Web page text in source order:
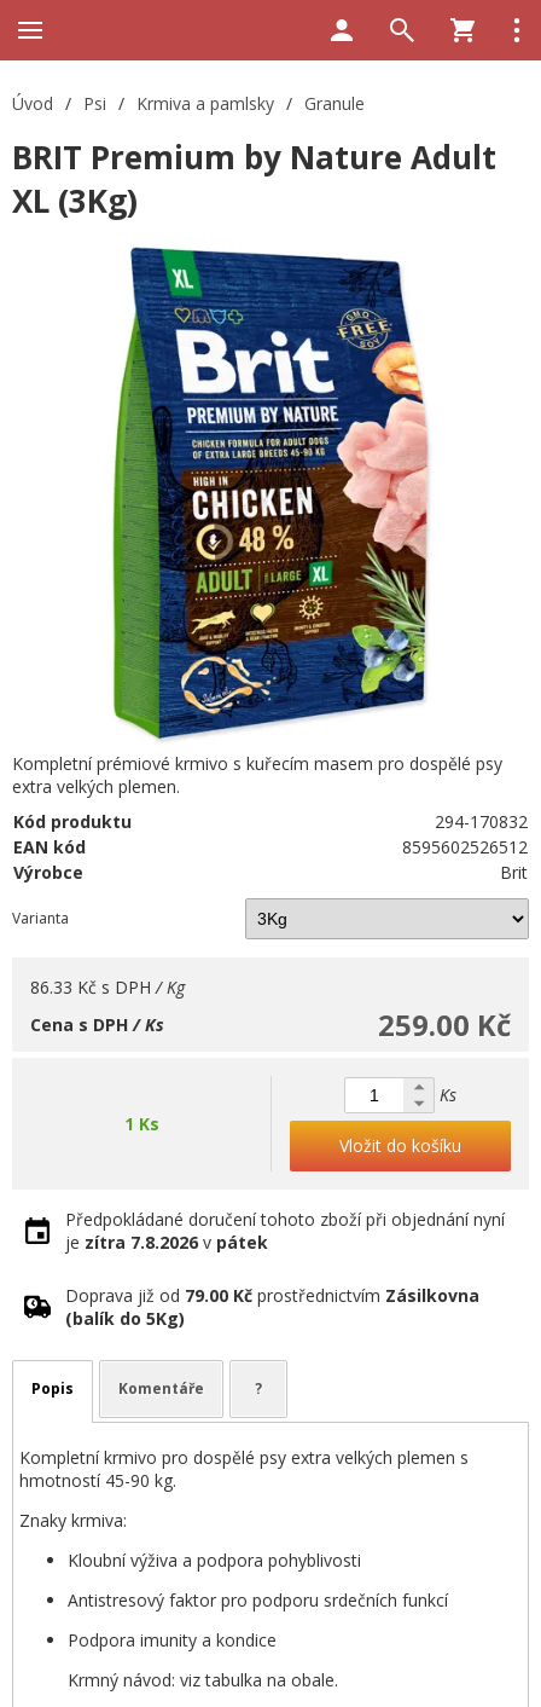
Úvod / Psi / Krmiva a pamlsky / Granule
BRIT Premium by Nature Adult
XL (3Kg)
Kompletní prémiové krmivo s kuřecím masem pro dospělé psy
extra velkých plemen.
Kód produktu
294-170832
EAN kód
8595602526512
Výrobce
Brit
Varianta
86.33 Kč s DPH / Kg
259.00 Kč
Cena s DPH/ Ks
1 Ks
Ks
Vložit do košíku
Předpokládané doručení tohoto zboží při objednání nyní
je zítra 7.8.2026 v pátek
Doprava již od 79.00 Kč prostřednictvím Zásilkovna
(balík do 5Kg)
Popis Komentáře ?
Kompletní krmivo pro dospělé psy extra velkých plemen s
hmotností 45-90 kg.
Znaky krmiva:
Kloubní výživa a podpora pohyblivosti
Antistresový faktor pro podporu srdečních funkcí
Podpora imunity a kondice
Krmný návod: viz tabulka na obale.